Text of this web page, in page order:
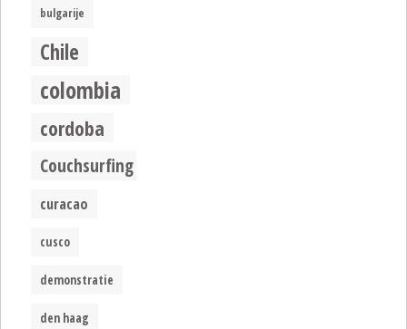
bulgarije
Chile
colombia
cordoba
Couchsurfing
curacao
cusco
demonstratie
den haag